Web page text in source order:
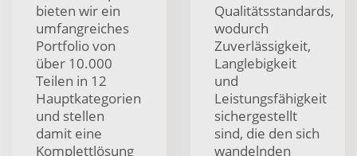
bieten wir ein
umfangreiches
Portfolio von
über 10.000
Teilen in 12
Hauptkategorien
und stellen
damit eine
Komplettlösung
Qualitätsstandards,
wodurch
Zuverlässigkeit,
Langlebigkeit
und
Leistungsfähigkeit
sichergestellt
sind, die den sich
wandelnden